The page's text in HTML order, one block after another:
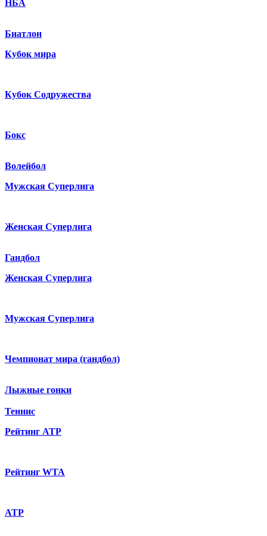
НБА
Биатлон
Кубок мира
Кубок Содружества
Бокс
Волейбол
Мужская Суперлига
Женская Суперлига
Гандбол
Женская Суперлига
Мужская Суперлига
Чемпионат мира (гандбол)
Лыжные гонки
Теннис
Рейтинг ATP
Рейтинг WTA
ATP